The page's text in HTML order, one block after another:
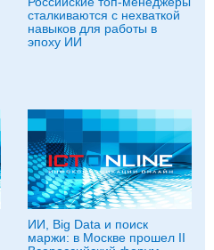
сталкиваются с нехваткой
навыков для работы в
эпоху ИИ
ИИ, Big Data и поиск
маржи: в Москве прошел II